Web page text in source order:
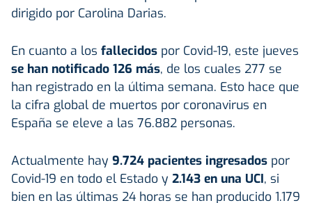
dirigido por Carolina Darias.
En cuanto a los fallecidos por Covid-19, este jueves
se han notificado 126 más, de los cuales 277 se
han registrado en la última semana. Esto hace que
la cifra global de muertos por coronavirus en
España se eleve a las 76.882 personas.
Actualmente hay 9.724 pacientes ingresados por
Covid-19 en todo el Estado y 2.143 en una UCI, si
bien en las últimas 24 horas se han producido 1.179